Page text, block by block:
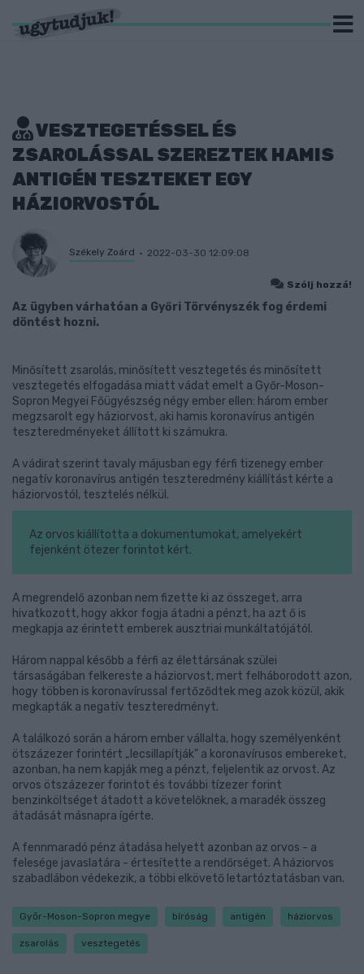
VESZTEGETÉSSEL ÉS
ZSAROLÁSSAL SZEREZTEK HAMIS
ANTIGÉN TESZTEKET EGY
HÁZIORVOSTÓL
Székely Zoárd 2022-03-30 12:09:08
Szólj hozzá!
Az ügyben várhatóan a Győri Törvényszék fog érdemi
döntést hozni.
Minősített zsarolás, minősített vesztegetés és minősített
vesztegetés elfogadása miatt vádat emelt a Győr-Moson-
Sopron Megyei Főügyészség négy ember ellen: három ember
megzsarolt egy háziorvost, aki hamis koronavírus antigén
teszteredményeket állított ki számukra.
A vádirat szerint tavaly májusban egy férfi tizenegy ember
negatív koronavírus antigén teszteredmény kiállítást kérte a
háziorvostól, tesztelés nélkül.
Az orvos kiállította a dokumentumokat, amelyekért
fejenként ötezer forintot kért.
A megrendelő azonban nem fizette ki az összeget, arra
hivatkozott, hogy akkor fogja átadni a pénzt, ha azt ő is
megkapja az érintett emberek ausztriai munkáltatójától.
Három nappal később a férfi az élettársának szülei
társaságában felkereste a háziorvost, mert felháborodott azon,
hogy többen is koronavírussal fertőződtek meg azok közül, akik
megkapták a negatív teszteredményt.
A találkozó során a három ember vállalta, hogy személyenként
ötszázezer forintért „lecsillapítják" a koronavírusos embereket,
azonban, ha nem kapják meg a pénzt, feljelentik az orvost. Az
orvos ötszázezer forintot és további tízezer forint
benzinköltséget átadott a követelőknek, a maradék összeg
átadását másnapra ígérte.
A fennmaradó pénz átadása helyett azonban az orvos - a
felesége javaslatára - értesítette a rendőrséget. A háziorvos
szabadlábon védekezik, a többi elkövető letartóztatásban van.
Győr-Moson-Sopron megye bíróság antigén háziorvos
zsarolás vesztegetés